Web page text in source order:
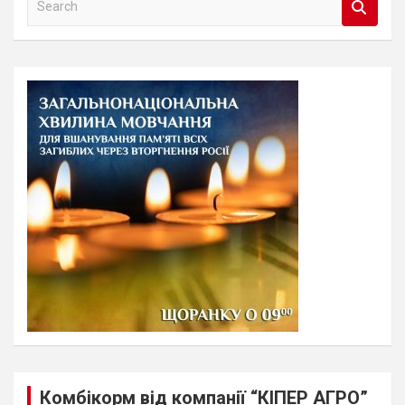
a
Комбікорм від компанії “КІПЕР АГРО”